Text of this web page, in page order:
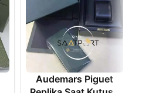
Audemars Piguet